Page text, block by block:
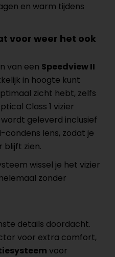
en warm tijdens
voor weer het ook
van een Speedview II
in hoogte kunt
zicht hebt, zelfs
Class 1 vizier
geleverd inclusief
condens lens, zodat je
blijft zien.
wissel je het vizier
zonder
details doordacht.
voor extra comfort,
voor